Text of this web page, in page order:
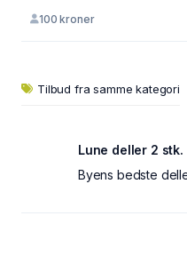
100 kroner
Tilbud fra samme kategori
Lune deller 2
Byens bedste